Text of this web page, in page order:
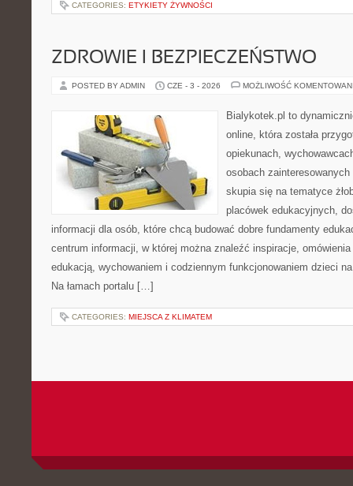
CATEGORIES: ETYKIETY ŻYWNOŚCI
ZDROWIE I BEZPIECZEŃSTWO
POSTED BY ADMIN CZE - 3 - 2026 MOŻLIWOŚĆ
Bialykotek.pl to
online, która została
opiekunach,
osobach
skupia się na tematyce
placówek edukacyjnych,
informacji dla osób, które chcą budować dobre fundamenty
centrum informacji, w której można znaleźć inspiracje,
edukacją, wychowaniem i codziennym funkcjonowaniem dzieci
Na łamach portalu […]
CATEGORIES: MIEJSCA Z KLIMATEM